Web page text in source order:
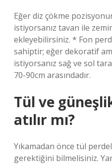
Eğer diz çökme
istiyorsanız tavan ile
ekleyebilirsiniz. * Fon
sahiptir; eğer dekoratif
istiyorsanız sağ ve sol
70-90cm arasındadır.
Tül ve
atılır mı?
Yıkamadan önce tül
gerektiğini bilmelisiniz.